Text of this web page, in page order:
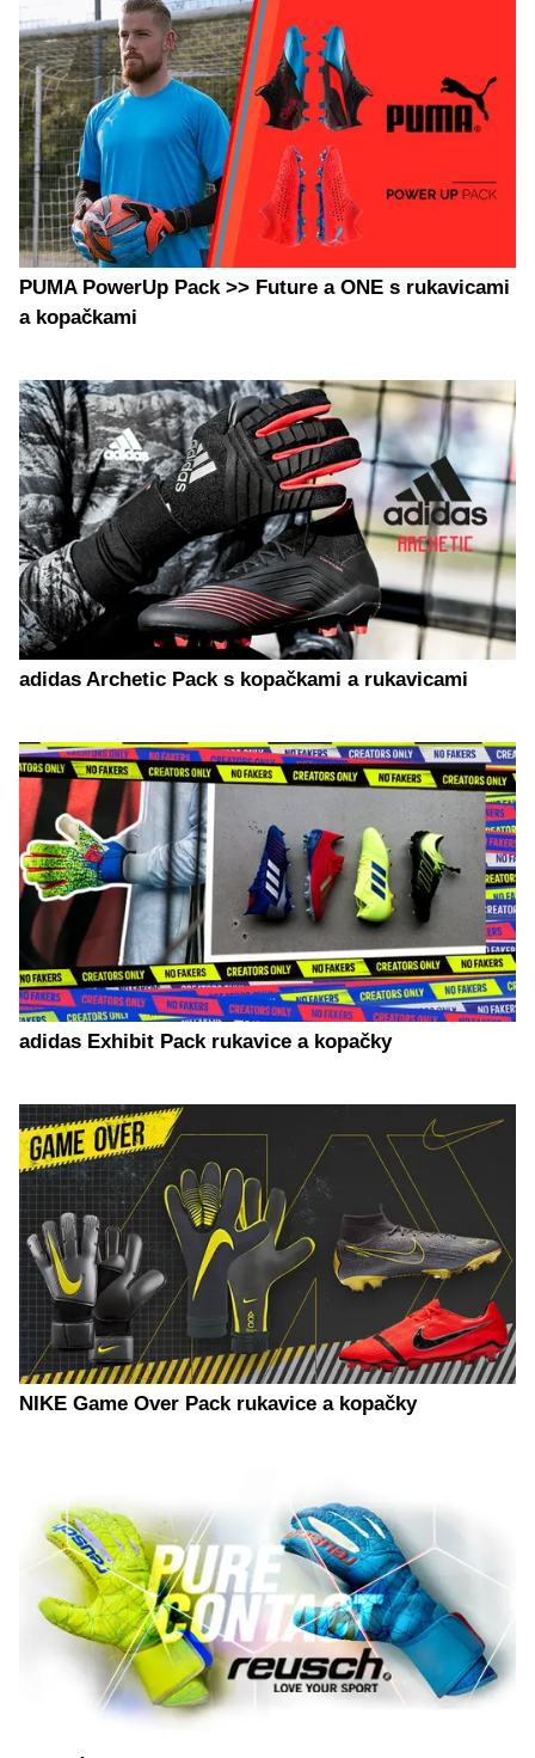
PUMA PowerUp Pack >> Future a ONE s rukavicami
a kopačkami
adidas Archetic Pack s kopačkami a rukavicami
adidas Exhibit Pack rukavice a kopačky
NIKE Game Over Pack rukavice a kopačky